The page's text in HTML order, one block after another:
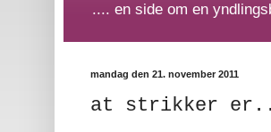
.... en side om en
mandag den 21. november 2011
at strikker